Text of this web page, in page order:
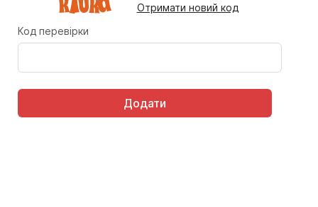
Отримати новий код
Код перевірки